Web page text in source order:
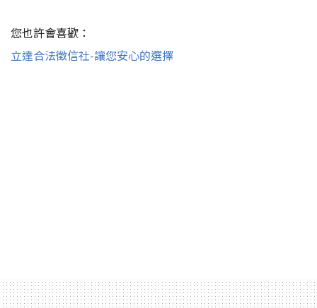
您也許會喜歡：
立達合法徵信社-讓您安心的選擇